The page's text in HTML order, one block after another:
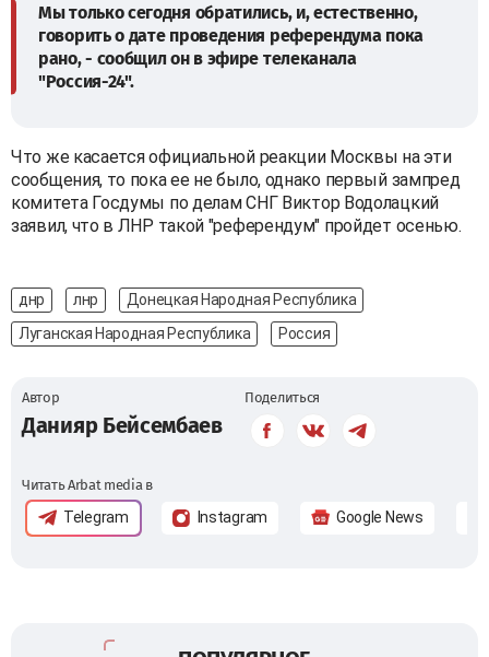
Мы только сегодня обратились, и, естественно,
говорить о дате проведения референдума пока
рано, - сообщил он в эфире телеканала
"Россия-24".
Что же касается официальной реакции Москвы на эти
сообщения, то пока ее не было, однако первый зампред
комитета Госдумы по делам СНГ Виктор Водолацкий
заявил, что в ЛНР такой "референдум" пройдет осенью.
днр лнр
Донецкая Народная Республика
Луганская Народная Республика
Россия
Автор
Данияр Бейсембаев
Поделиться
Читать Arbat media в
Telegram Instagram Google News